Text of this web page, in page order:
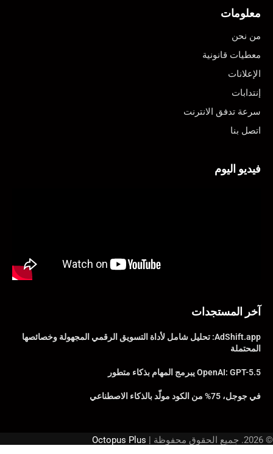
معلومات
من نحن
معطيات قانونية
الإعلانات
إنتدابات
سرعة تدفق الانترنت
اتصل بنا
فيديو اليوم
آخر المستجدات
AdShift.app: تحليل شامل لأداة التسويق الرقمي المجهولة وخصائصها
المحتملة
OpenAI: GPT-5.5 يبرمج المهام بذكاء متطور
في جوجل، 75% من الكود مولّد بالذكاء الاصطناعي
© 2026. جميع الحقوق محفوظة | Octopus Plus